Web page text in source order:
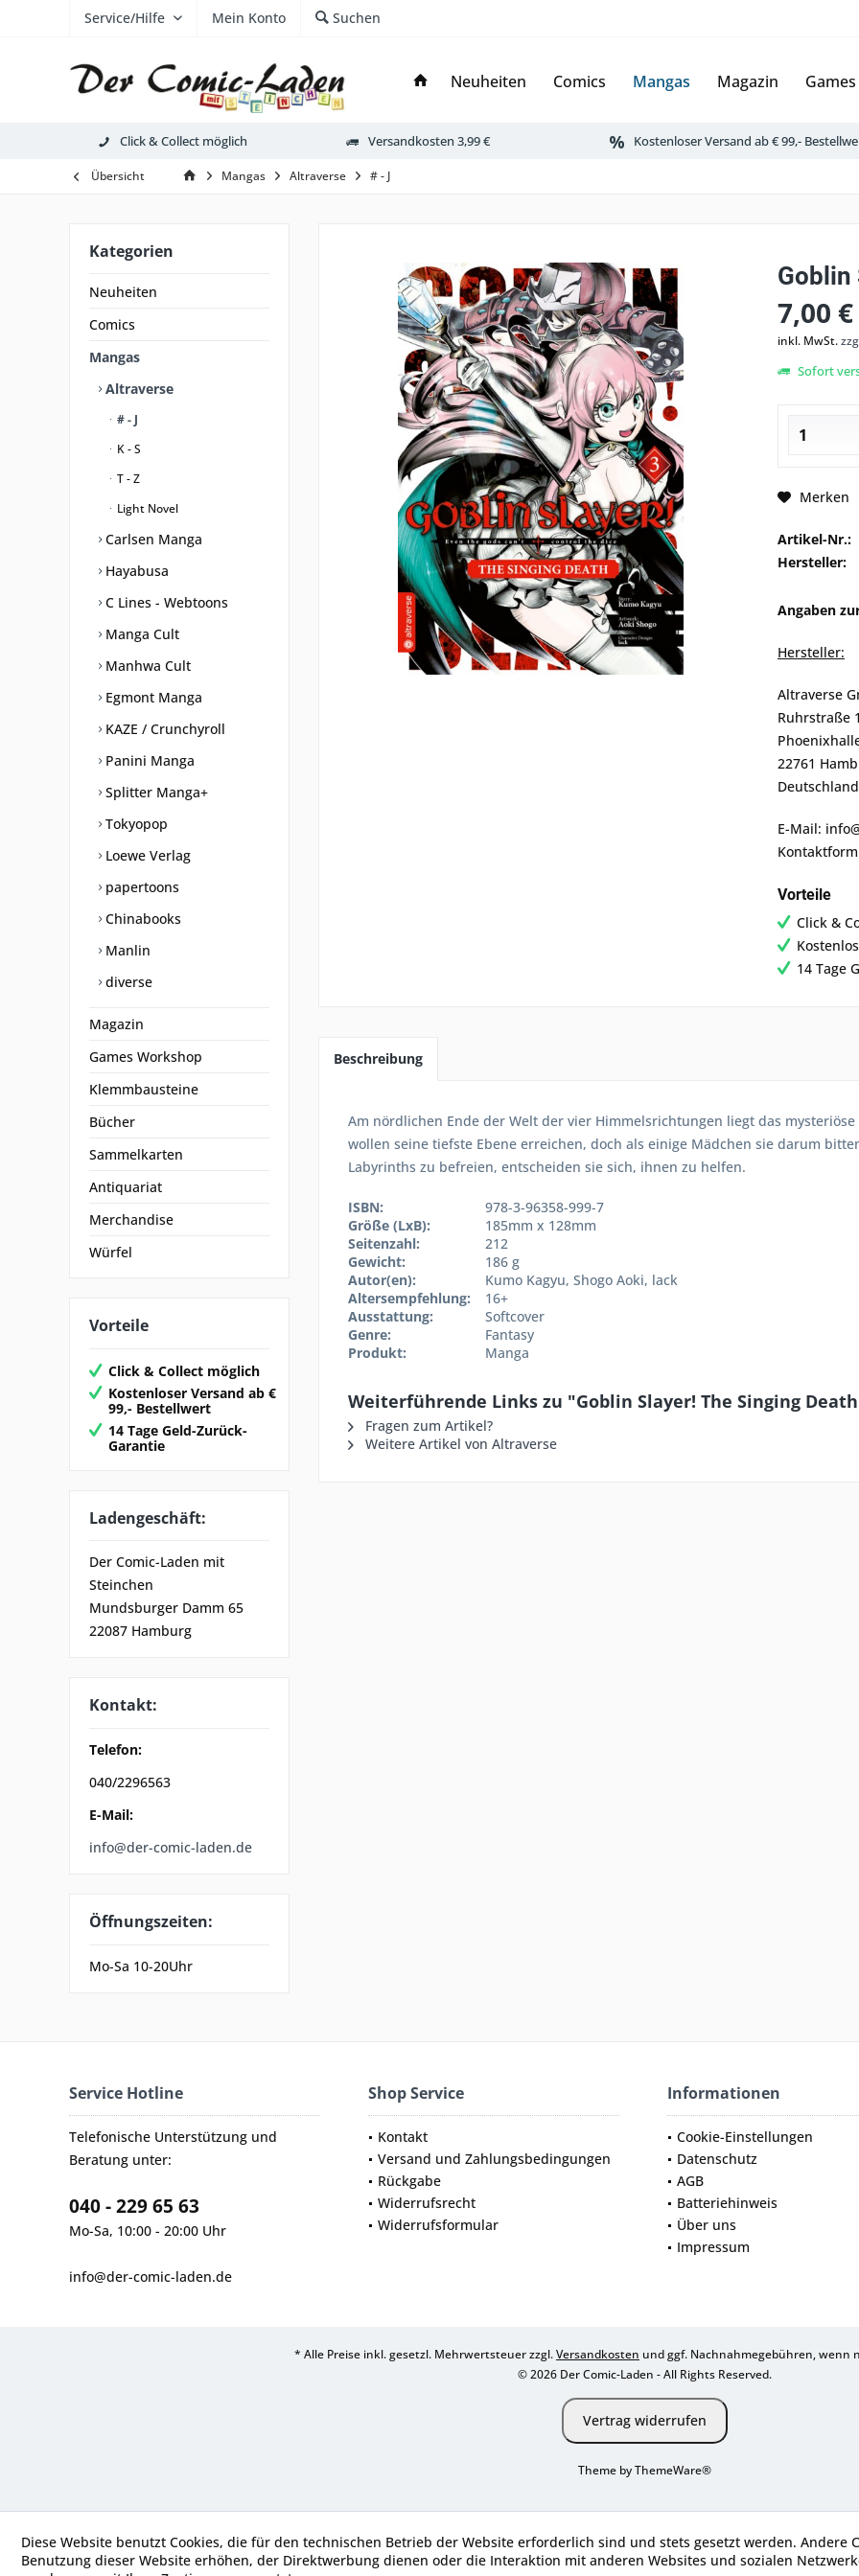
Service/Hilfe Mein Konto Suchen
Neuheiten Comics Mangas Magazin
Click & Collect möglich Versandkosten 3,99 € Kostenloser Versand ab € 99,-
Übersicht Mangas Altraverse # - J
Kategorien
Neuheiten
Comics
Mangas
Altraverse
# - J
K - S
T - Z
Light Novel
Carlsen Manga
Hayabusa
C Lines - Webtoons
Manga Cult
Manhwa Cult
Egmont Manga
KAZE / Crunchyroll
Panini Manga
Splitter Manga+
Tokyopop
Loewe Verlag
papertoons
Chinabooks
Manlin
diverse
Magazin
Games Workshop
Klemmbausteine
Bücher
Sammelkarten
Antiquariat
Merchandise
Würfel
Vorteile
Click & Collect möglich
Kostenloser Versand ab €
99,- Bestellwert
14 Tage Geld-Zurück-
Garantie
Ladengeschäft:
Der Comic-Laden mit
Steinchen
Mundsburger Damm 65
22087 Hamburg
Kontakt:
Telefon:
040/2296563
E-Mail:
info@der-comic-laden.de
Öffnungszeiten:
Mo-Sa 10-20Uhr
Goblin
7,00
inkl. MwSt.
Sofort
Merken
Artikel-Nr.:
Hersteller:
Angaben
Hersteller:
Altraverse
Ruhrstraße
22761
Deutschland
E-Mail:
Vorteile
Click &
14 Tage
Beschreibung
Am nördlichen Ende der Welt der vier Himmelsrichtungen liegt das
wollen seine tiefste Ebene erreichen, doch als einige Mädchen sie darum
Labyrinths zu befreien, entscheiden sie sich, ihnen zu helfen.
ISBN:
978-3-96358-999-7
Größe (LxB):
185mm x 128mm
Seitenzahl:
212
Gewicht:
186 g
Autor(en):
Kumo Kagyu, Shogo Aoki, lack
Altersempfehlung:
16+
Ausstattung:
Softcover
Genre:
Fantasy
Produkt:
Manga
Weiterführende Links zu "Goblin Slayer! The Singing
Fragen zum Artikel?
Weitere Artikel von Altraverse
Service Hotline
Telefonische Unterstützung und
Beratung unter:
040 - 229 65 63
Mo-Sa, 10:00 - 20:00 Uhr
info@der-comic-laden.de
Shop Service
Kontakt
Versand und Zahlungsbedingungen
Rückgabe
Widerrufsrecht
Widerrufsformular
Informationen
Cookie-Einstellungen
Datenschutz
AGB
Batteriehinweis
Über uns
Impressum
* Alle Preise inkl. gesetzl. Mehrwertsteuer zzgl.Versandkosten und ggf. Nachnahmegebühren, wenn
© 2026 Der Comic-Laden - All Rights Reserved.
Vertrag widerrufen
Theme byThemeWare®
Diese Website benutzt Cookies, die für den technischen Betrieb der Website erforderlich sind und stets gesetzt werden. Andere
Benutzung dieser Website erhöhen, der Direktwerbung dienen oder die Interaktion mit anderen Websites und sozialen